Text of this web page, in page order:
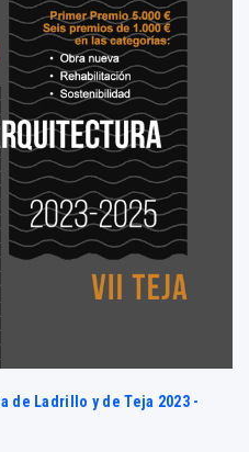
de Ladrillo y de Teja 2023 -